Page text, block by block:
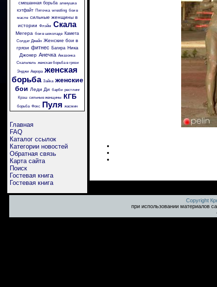
смешанная борьба аленушка
кэтфайт Пяточка wrestling бои в
масле сильные женщины в
истории Флэйм Скала
Мегера бои в шоколаде Камета
Солдат Джейн Женские бои в
грязи фитнес Багира Ника
Джокер Анечка Амазонка
Скальпель женская борьба в грязи
Энджи Аврора женская
борьба Зайка женские
бои Леди Ди барби рестлинг
Крэш сильные женщины КГБ
борьба Фокс Пуля жасмин
Главная
FAQ
Каталог ссылок
Категории новостей
Обратная связь
Карта сайта
Поиск
Гостевая книга
Гостевая книга
Copyright
при использовании материалов